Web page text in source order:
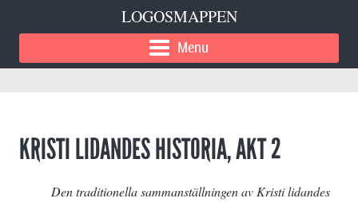
LOGOSMAPPEN
Menu
KRISTI LIDANDES HISTORIA, AKT 2
Den traditionella sammanställningen av Kristi lidandes